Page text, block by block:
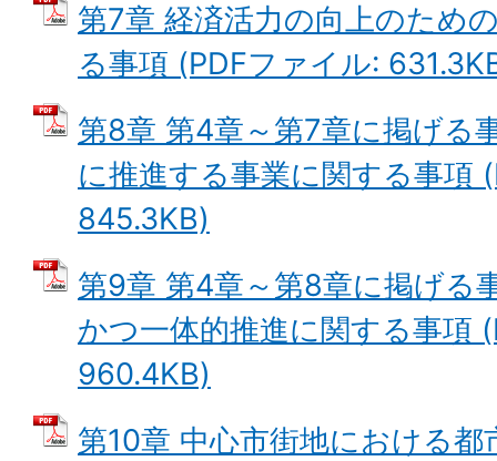
第7章 経済活力の向上のため
る事項 (PDFファイル:
第8章 第4章～第7章に掲げる
に推進する事業に関する事項
845.3KB)
第9章 第4章～第8章に掲げる
かつ一体的推進に関する事項
960.4KB)
第10章 中心市街地における